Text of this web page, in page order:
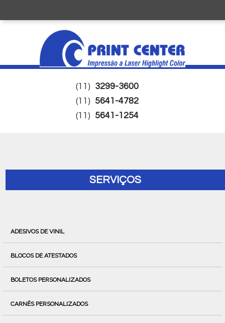
(11) 3299-3600
(11) 5641-4782
(11) 5641-1254
SERVIÇOS
ADESIVOS DE VINIL
BLOCOS DE ATESTADOS
BOLETOS PERSONALIZADOS
CARNÊS PERSONALIZADOS